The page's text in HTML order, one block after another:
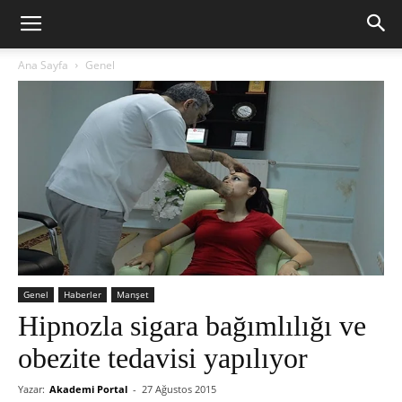
Ana Sayfa Genel
Genel Haberler Manşet
Hipnozla sigara bağımlılığı ve
obezite tedavisi yapılıyor
Yazar: Akademi Portal - 27 Ağustos 2015